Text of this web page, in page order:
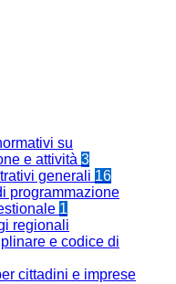
su
e attività 3
generali 16
programmazione
1
regionali
e codice di
cittadini e imprese